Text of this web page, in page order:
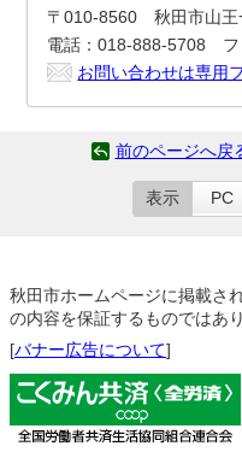
〒010-8560 秋田市山
電話：018-888-5708 フ
お問い合わせは専用
前のページへ戻
表示 PC
秋田市ホームページに掲載さ
の内容を保証するものではあ
[バナー広告について]